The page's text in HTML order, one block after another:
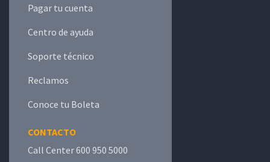
Pagar tu cuenta
Centro de ayuda
Soporte técnico
Reclamos
Conoce tu Boleta
CONTACTO
Call Center 600 950 5000